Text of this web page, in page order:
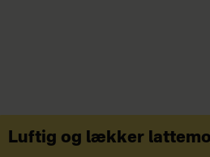
Luftig og lækker